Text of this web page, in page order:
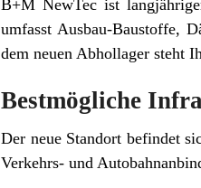
B+M NewTec ist
umfasst Ausbau-Baustoffe,
dem neuen Abhollager steht
Bestmögliche
Der neue Standort befindet
Verkehrs- und